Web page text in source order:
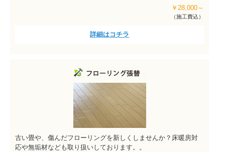
￥28,000～
（施工費込）
詳細はコチラ
古い畳や、傷んだフローリングを新しくしませんか？床暖房対
応や無垢材なども取り扱いしております。。